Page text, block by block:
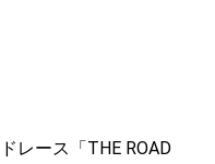
レース「THE ROAD